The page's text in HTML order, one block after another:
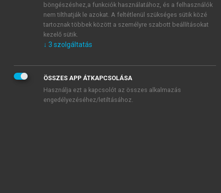
Általános vásárlási feltételeket, valamint a szotar.netés a
mersz.huoldalak licencszerződéseiben foglaltakat
tudomásul veszem és elfogadom.
KIPRÓBÁLOM
böngészéshez,a funkciók használatához, és a felhasználók
nem tilthatják le azokat. A feltétlenül szükséges sütik közé
tartoznak többek között a személyre szabott beállításokat
kezelő sütik.
↓ 3 szolgáltatás
ÖSSZES APP ÁTKAPCSOLÁSA
Használja ezt a kapcsolót az összes alkalmazás
engedélyezéséhez/letiltásához.